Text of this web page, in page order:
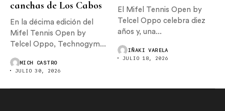
canchas de Los Cabos
En la décima edición del
Mifel Tennis Open by
Telcel Oppo, Technogym...
MICH CASTRO
JULIO 30, 2026
El Mifel Tennis Open by
Telcel Oppo celebra diez
años y, una...
IÑAKI VARELA
JULIO 18, 2026